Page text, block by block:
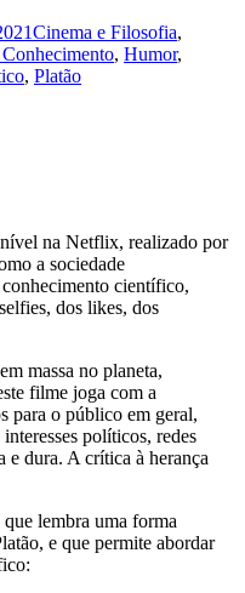
Cinema e Filosofia,
, Humor,
, Platão
na Netflix, realizado por
a sociedade
científico,
dos likes, dos
massa no planeta,
filme joga com a
para o público em geral,
políticos, redes
e dura. A crítica à herança
lembra uma forma
e que permite abordar